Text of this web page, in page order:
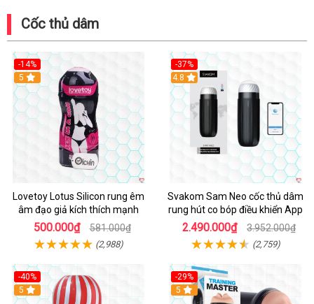
Cốc thủ dâm
-14%
Hot
5
Lovetoy Lotus Silicon rung êm
âm đạo giả kích thích mạnh
500.000₫ 581.000₫
(2,988)
-37%
4.8
Svakom Sam Neo cốc thủ dâm
rung hút co bóp điều khiển App
2.490.000₫ 3.952.000₫
(2,759)
-40%
Hot
5
-29%
Hot
5